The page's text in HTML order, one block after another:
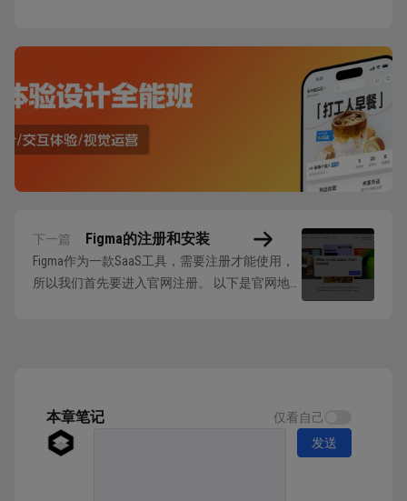
下一篇 Figma的注册和安装
Figma作为一款SaaS工具，需要注册才能使用，
所以我们首先要进入官网注册。 以下是官网地
本章笔记
仅看自己
发送